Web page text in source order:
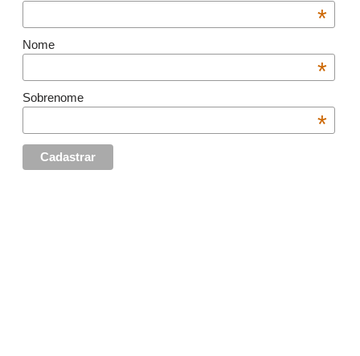
*
Nome
*
Sobrenome
*